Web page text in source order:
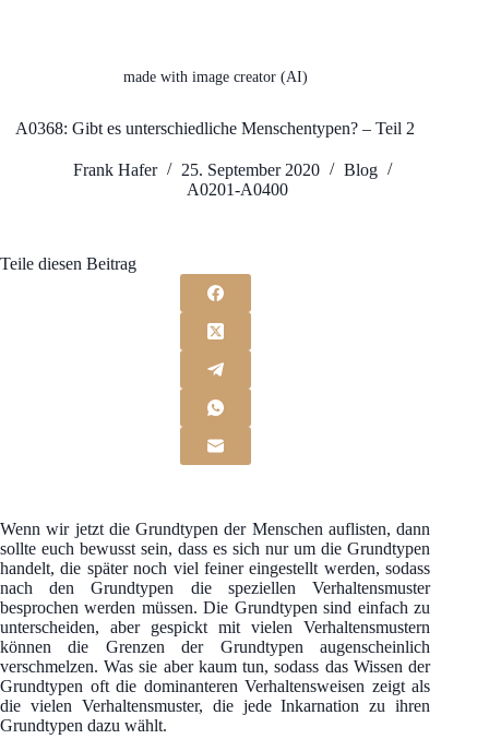
made with image creator (AI)
A0368: Gibt es unterschiedliche Menschentypen? – Teil 2
Frank Hafer 25. September 2020
Blog
A0201-A0400
Teile diesen Beitrag
Wenn wir jetzt die Grundtypen der Menschen auflisten, dann
sollte euch bewusst sein, dass es sich nur um die Grundtypen
handelt, die später noch viel feiner eingestellt werden, sodass
nach den Grundtypen die speziellen Verhaltensmuster
besprochen werden müssen. Die Grundtypen sind einfach zu
unterscheiden, aber gespickt mit vielen Verhaltensmustern
können die Grenzen der Grundtypen augenscheinlich
verschmelzen. Was sie aber kaum tun, sodass das Wissen der
Grundtypen oft die dominanteren Verhaltensweisen zeigt als
die vielen Verhaltensmuster, die jede Inkarnation zu ihren
Grundtypen dazu wählt.